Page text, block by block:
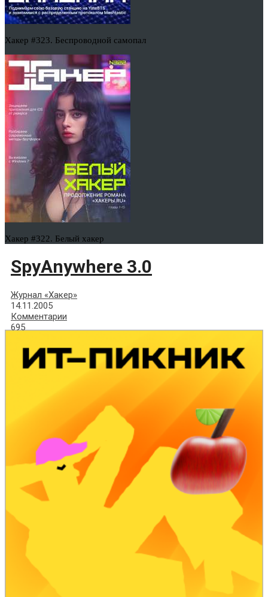
Хакер #323. Беспроводной самопал
Хакер #322. Белый хакер
SpyAnywhere 3.0
Журнал «Хакер»
14.11.2005
Комментарии
695